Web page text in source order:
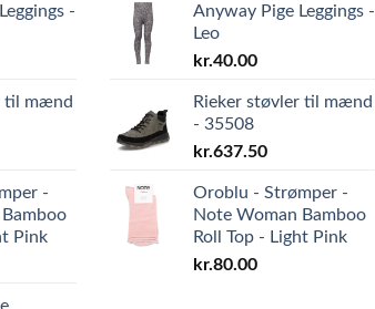
-
til mænd
-
Pink
Anyway Pige Leggings -
Leo
kr.40.00
Rieker støvler til mænd
- 35508
kr.637.50
Oroblu - Strømper -
Note Woman Bamboo
Roll Top - Light Pink
kr.80.00